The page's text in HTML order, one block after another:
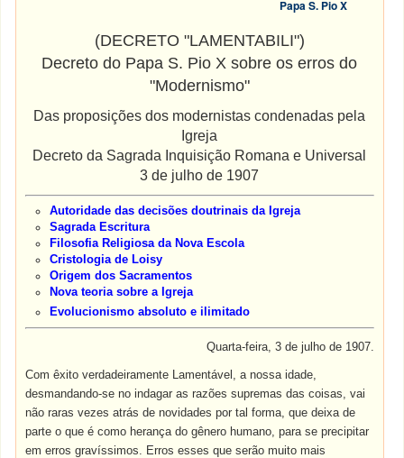
Papa S. Pio X
(DECRETO "LAMENTABILI")
Decreto do Papa S. Pio X sobre os erros do
"Modernismo"
Das proposições dos modernistas condenadas pela
Igreja
Decreto da Sagrada Inquisição Romana e Universal
3 de julho de 1907
Autoridade das decisões doutrinais da Igreja
Sagrada Escritura
Filosofia Religiosa da Nova Escola
Cristologia de Loisy
Origem dos Sacramentos
Nova teoria sobre a Igreja
Evolucionismo absoluto e ilimitado
Quarta-feira, 3 de julho de 1907.
Com êxito verdadeiramente Lamentável, a nossa idade,
desmandando-se no indagar as razões supremas das coisas, vai
não raras vezes atrás de novidades por tal forma, que deixa de
parte o que é como herança do gênero humano, para se precipitar
em erros gravíssimos. Erros esses que serão muito mais